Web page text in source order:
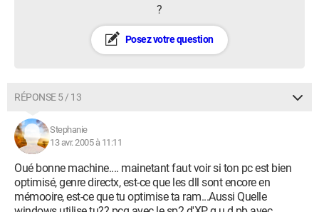
?
Posez votre question
RÉPONSE 5 / 13
Stephanie
13 avr. 2005 à 11:11
Oué bonne machine.... mainetant faut voir si ton pc est bien
optimisé, genre directx, est-ce que les dll sont encore en
mémooire, est-ce que tu optimise ta ram...Aussi Quelle